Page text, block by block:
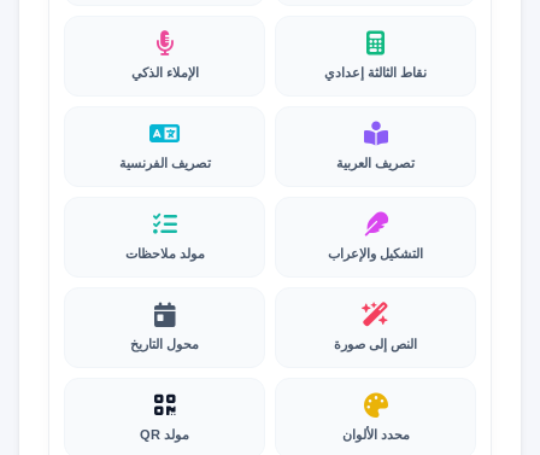
نقاط الثالثة إعدادي الإملاء الذكي
تصريف العربية تصريف الفرنسية
التشكيل والإعراب مولد ملاحظات
النص إلى صورة محول التاريخ
محدد الألوان مولد QR